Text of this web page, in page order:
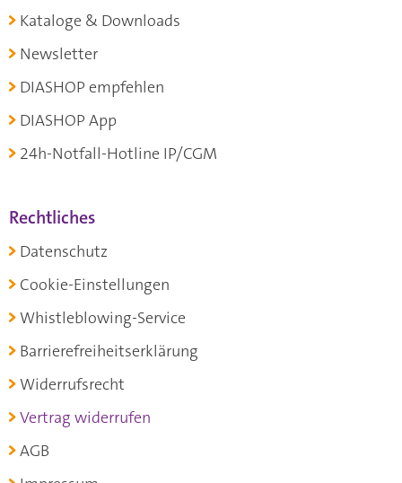
Kataloge & Downloads
Newsletter
DIASHOP empfehlen
DIASHOP App
24h-Notfall-Hotline IP/CGM
Rechtliches
Datenschutz
Cookie-Einstellungen
Whistleblowing-Service
Barrierefreiheitserklärung
Widerrufsrecht
Vertrag widerrufen
AGB